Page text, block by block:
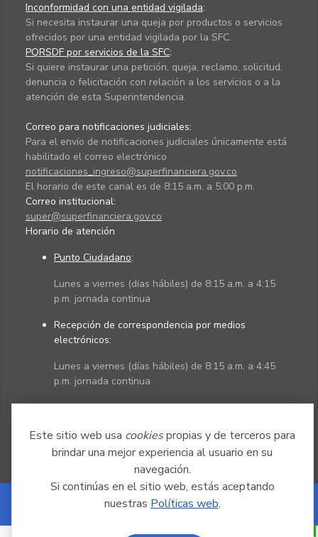
Este sitio web usa cookiespropias y de terceros para
brindar una mejor experiencia al usuario en su
navegación.
Si continúas en el sitio web, estás aceptando
nuestras Políticas web.
Inconformidad con una entidad vigilada:
Si necesita instaurar una queja por productos o servicios
ofrecidos por una entidad vigilada por la SFC.
PQRSDF por servicios de la SFC:
Si quiere instaurar una petición, queja, reclamo, solicitud,
denuncia o felicitación con relación a los servicios o a la
atención de esta Superintendencia.
Correo para notificaciones judiciales:
Para el envío de notificaciones judiciales únicamente está
habilitado el correo electrónico
notificaciones_ingreso@superfinanciera.gov.co
El horario de este canal es de 8:15 a.m. a 5:00 p.m.
Correo institucional:
super@superfinanciera.gov.co
Horario de atención
Punto Ciudadano:
Lunes a viernes (días hábiles) de 8:15 a.m. a 4:15
p.m. jornada continua
Recepción de correspondencia por medios
electrónicos:
Lunes a viernes (días hábiles) de 8:15 a.m. a 4:45
p.m. jornada continua
Powered by Nexura